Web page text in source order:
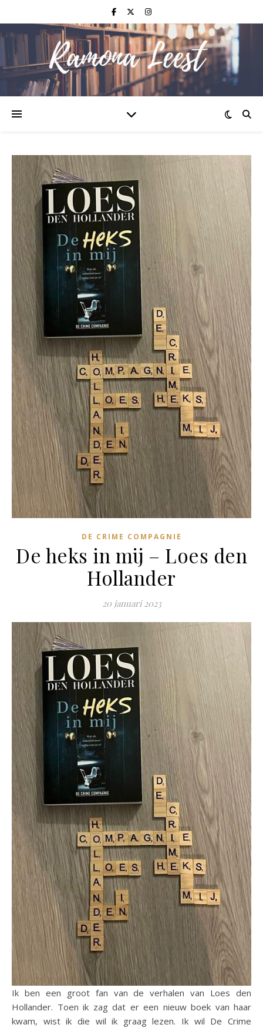
DE CRIME COMPAGNIE
De heks in mij – Loes den
Hollander
20 januari 2023
Ik ben een groot fan van de verhalen van Loes den
Hollander. Toen ik zag dat er een nieuw boek van haar
kwam, wist ik die wil ik graag lezen. Ik wil De Crime